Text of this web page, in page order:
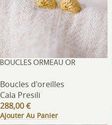
BOUCLES ORMEAU OR
Boucles d'oreilles
Cala Presili
288,00€
Ajouter Au Panier